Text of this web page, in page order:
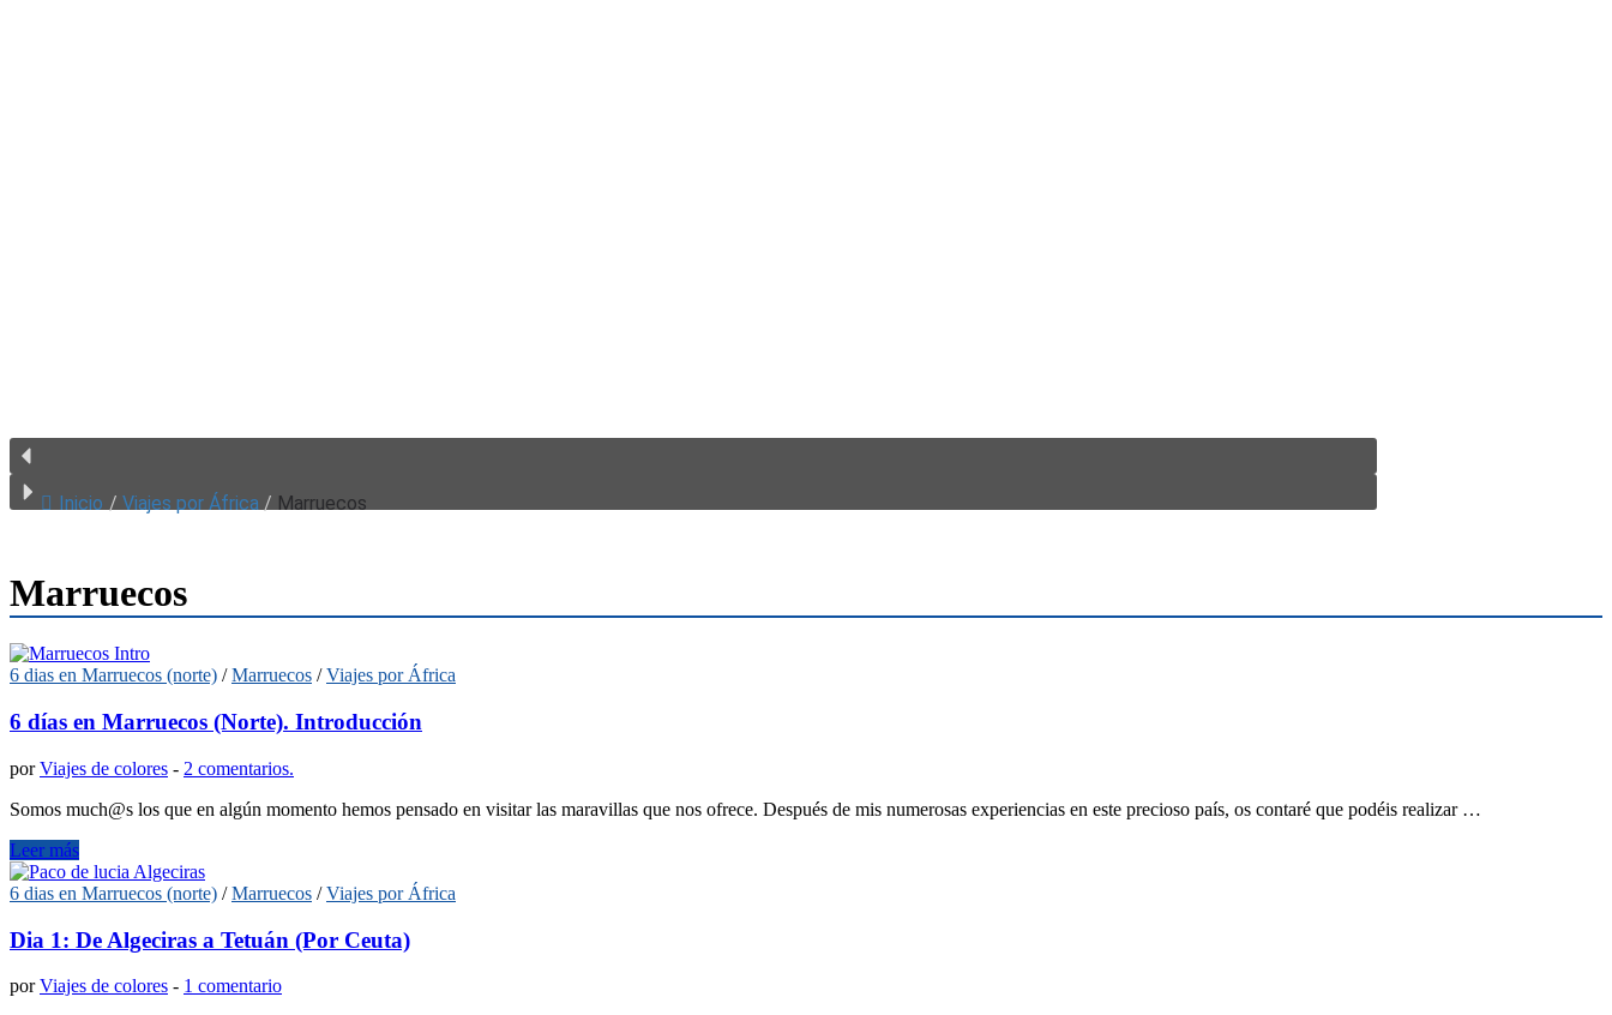
Inicio / Viajes por África / Marruecos
Marruecos
6 dias en Marruecos (norte) /Marruecos /Viajes por África
6 días en Marruecos (Norte). Introducción
porViajes de colores - 2 comentarios.
Somos much@s los que en algún momento hemos pensado en visitar las maravillas que nos ofrece. Después de mis numerosas experiencias en este precioso país, os contaré que podéis realizar …
Leer más
6 dias en Marruecos (norte) /Marruecos /Viajes por África
Dia 1: De Algeciras a Tetuán (Por Ceuta)
porViajes de colores - 1 comentario